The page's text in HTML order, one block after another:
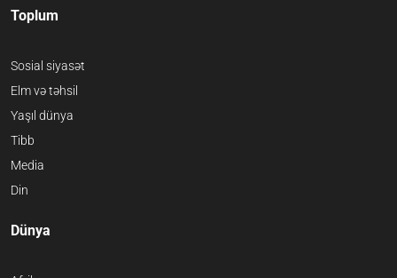
Toplum
Sosial siyasət
Elm və təhsil
Yaşıl dünya
Tibb
Media
Din
Dünya